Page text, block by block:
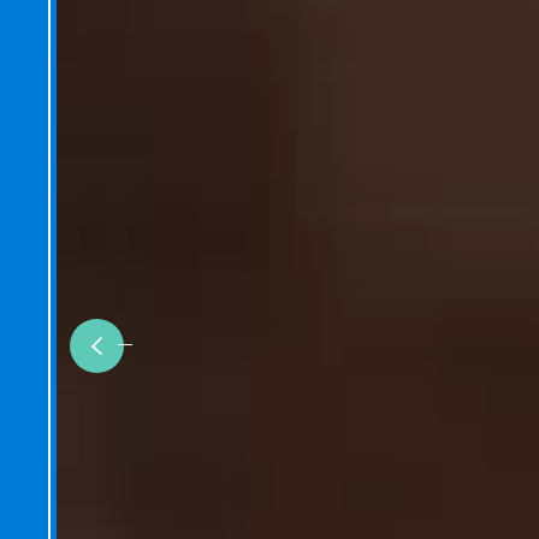
Previous